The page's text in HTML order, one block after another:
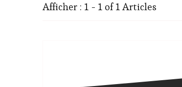
Afficher : 1 - 1 of 1 Articles